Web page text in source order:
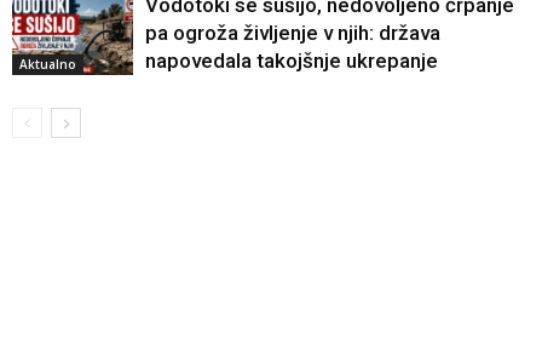
Aktualno
Vodotoki se sušijo, nedovoljeno črpanje
pa ogroža življenje v njih: država
napovedala takojšnje ukrepanje